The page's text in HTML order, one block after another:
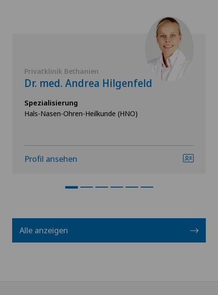
Privatklinik Bethanien
Dr. med. Andrea Hilgenfeld
Spezialisierung
Hals-Nasen-Ohren-Heilkunde (HNO)
Profil ansehen
Alle anzeigen